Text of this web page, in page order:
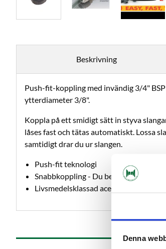
Denna
Beskrivning
Push-fit-koppling med invändig 3/4"
ytterdiameter 3/8".
Koppla på ett smidigt sätt in styva
låses fast och tätas automatiskt. Lossa
samtidigt drar du ur slangen.
Push-fit teknologi
Snabbkoppling - Du behöver inga
Livsmedelsklassad acetalplast och